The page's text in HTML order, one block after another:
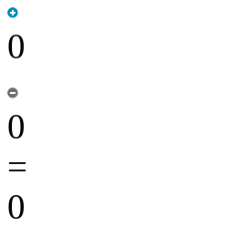
0
0
=
0